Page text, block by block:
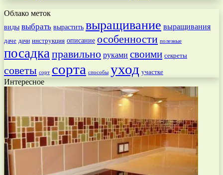
Облако меток
виды выбрать вырастить выращивание выращивания
даче дачи инструкция описание особенности полезные
посадкаправильно руками своими секреты
советы сорт сорта способы уход участке
Интересное